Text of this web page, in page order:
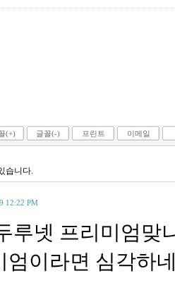
(+) 글꼴(-) 프린트 이메일
습니다.
12:22 PM
루넷 프리미엄맞
엄이라면 심각하